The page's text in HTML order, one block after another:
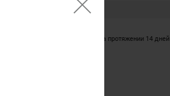
Обмен/возврат товара на протяжении 14 дней